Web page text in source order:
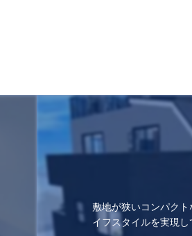
敷地が狭いコンパク
イフスタイルを実現